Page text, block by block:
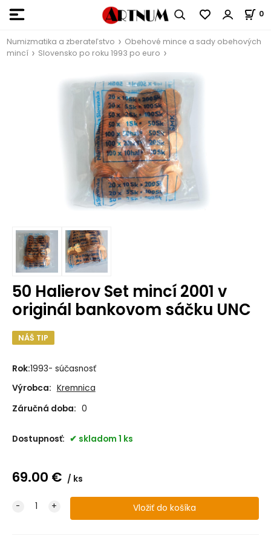
0
Numizmatika a zberateľstvo
Obehové mince a sady obehových
mincí
Slovensko po roku 1993 po euro
50 Halierov Set mincí 2001 v
originál bankovom sáčku UNC
NÁŠ TIP
Rok:1993- súčasnosť
Výrobca: Kremnica
Záručná doba: 0
Dostupnosť: skladom 1 ks
69.00 € ks